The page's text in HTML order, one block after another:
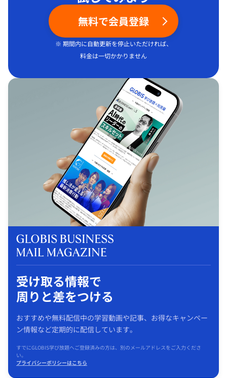
無料で会員登録
※ 期間内に自動更新を停止いただければ、
料金は一切かかりません
受け取る情報で
周りと差をつける
おすすめや無料配信中の学習動画や記事、お得なキャンペー
ン情報など定期的に配信しています。
すでにGLOBIS学び放題へご登録済みの方は、別のメールアドレスをご入力くださ
い。
プライバシーポリシーはこちら